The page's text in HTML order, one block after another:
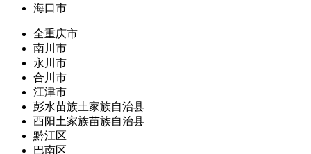
海口市
全重庆市
南川市
永川市
合川市
江津市
彭水苗族土家族自治县
酉阳土家族苗族自治县
黔江区
巴南区